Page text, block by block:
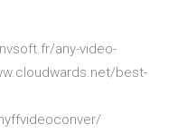
any-video-
best-